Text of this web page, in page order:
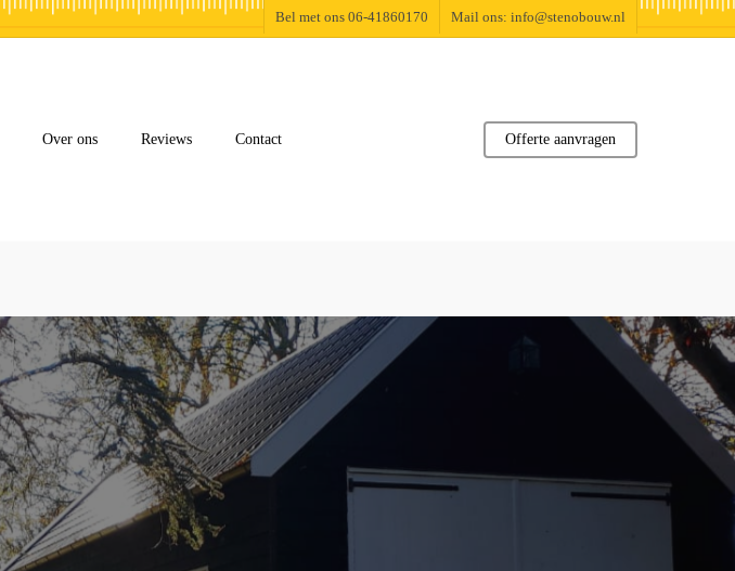
Bel met ons 06-41860170 Mail ons: info@stenobouw.nl
Over ons Reviews Contact Offerte aanvragen